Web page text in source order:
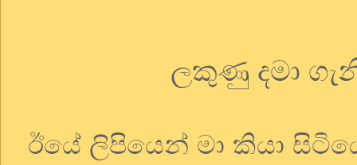
ලකුණු දමා
ඊයේ ලිපියෙන් මා කියා